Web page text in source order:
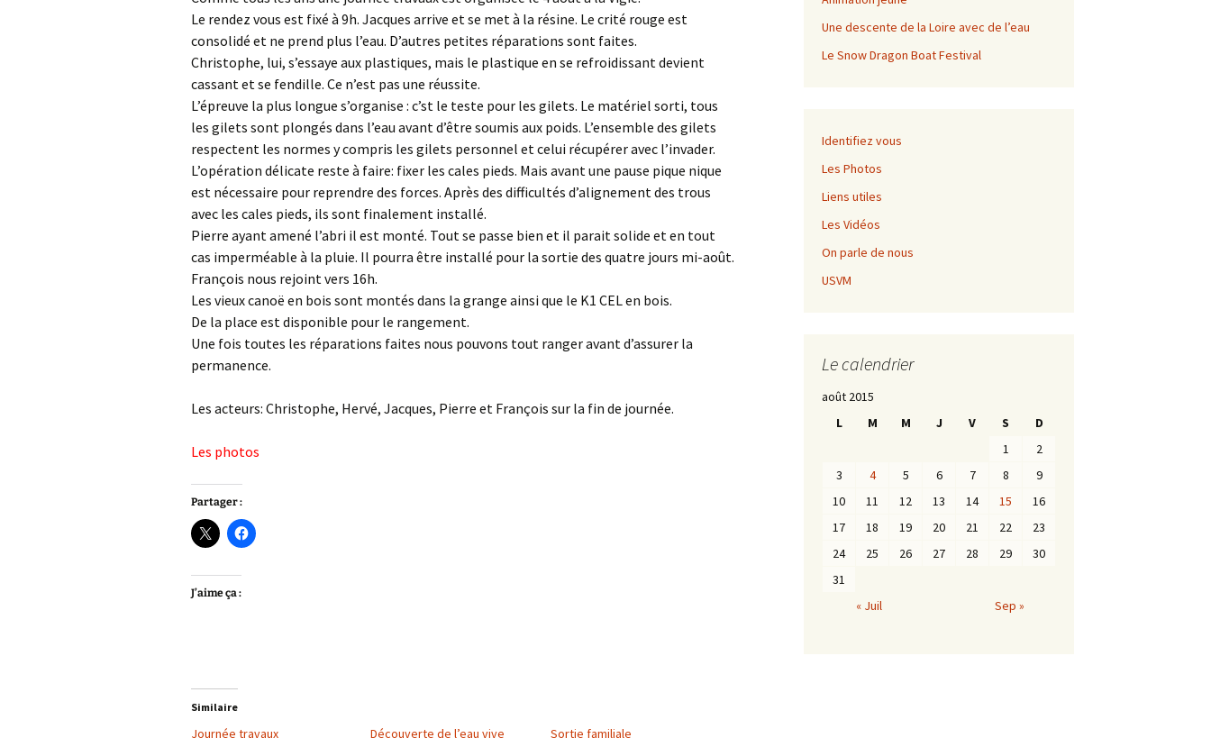
fond
Grangent Kayak Rando
Le rendez vous est fixé à 9h. Jacques arrive et se met à la résine. Le crité rouge est
consolidé et ne prend plus l’eau. D’autres petites réparations sont faites.
Christophe, lui, s’essaye aux plastiques, mais le plastique en se refroidissant devient
cassant et se fendille. Ce n’est pas une réussite.
L’épreuve la plus longue s’organise : c’st le teste pour les gilets. Le matériel sorti, tous
les gilets sont plongés dans l’eau avant d’être soumis aux poids. L’ensemble des gilets
respectent les normes y compris les gilets personnel et celui récupérer avec l’invader.
L’opération délicate reste à faire: fixer les cales pieds. Mais avant une pause pique nique
est nécessaire pour reprendre des forces. Après des difficultés d’alignement des trous
avec les cales pieds, ils sont finalement installé.
Pierre ayant amené l’abri il est monté. Tout se passe bien et il parait solide et en tout
cas imperméable à la pluie. Il pourra être installé pour la sortie des quatre jours mi-août.
François nous rejoint vers 16h.
Les vieux canoë en bois sont montés dans la grange ainsi que le K1 CEL en bois.
De la place est disponible pour le rangement.
Une fois toutes les réparations faites nous pouvons tout ranger avant d’assurer la
permanence.
Les acteurs: Christophe, Hervé, Jacques, Pierre et François sur la fin de journée.
Les photos
Partager :
J’aime ça :
Similaire
Journée travaux
Découverte de l’eau vive
Sortie familiale
Une descente de la Loire avec de l’eau
Le Snow Dragon Boat Festival
Identifiez vous
Les Photos
Liens utiles
Les Vidéos
On parle de nous
USVM
Le calendrier
août 2015
L
M M J V S
D
1
2
3
4 5 6 7 8
9
10
11 12 13 14 15
16
17
18 19 20 21 22
23
24
25 26 27 28 29
30
31
« Juil
Sep »